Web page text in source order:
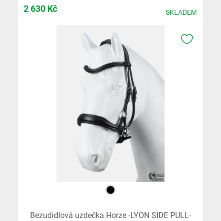
2 630 Kč SKLADEM
Bezudidlová uzdečka Horze -LYON SIDE PULL-